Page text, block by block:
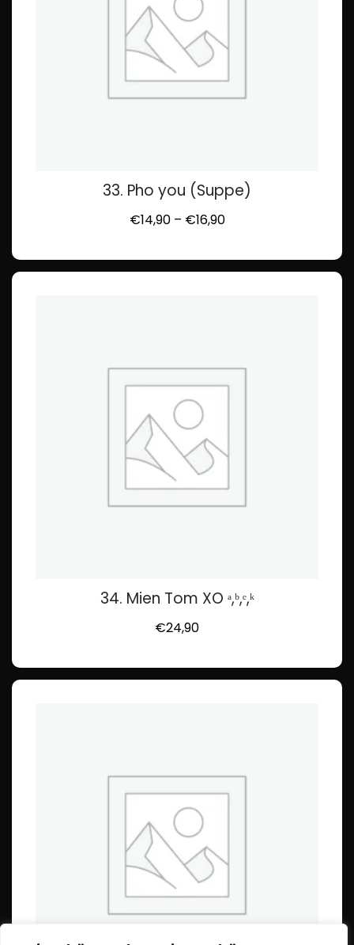
33. Pho you (Suppe)
€14,90 – €16,90
34. Mien Tom XO ᵃ,ᵇ,ᵉ,ᵏ
€24,90